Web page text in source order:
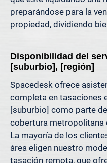
decisiones de hoy, no
métodos de ayer.
Porque decisiones tan
como esta deben
preparándose para la
propiedad, dividiendo
capital tiene, ofrecemos
claras y justificables que
evitar costosos errores y
con confianza.
Apoyamos a
agentes e inversionistas
en valores inmobiliarios
Disponibilidad del
[suburbio], [región]
Spacedesk ofrece
completa en tasaciones
[suburbio] como parte
cobertura metropolitana
La mayoría de los
área eligen nuestro
tasación remota, que